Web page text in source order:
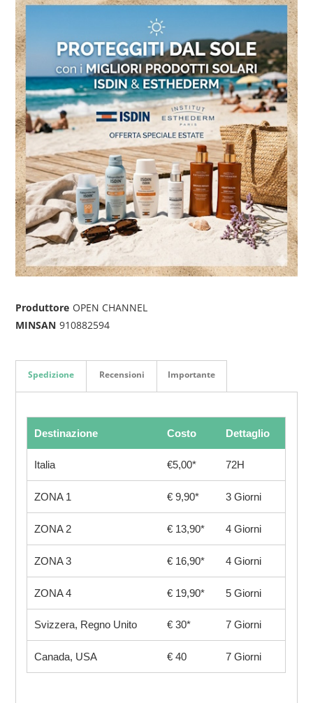
Produttore OPEN CHANNEL
MINSAN 910882594
Spedizione
Destinazione Costo Dettaglio
Italia €5,00* 72H
ZONA 1 € 9,90* 3 Giorni
ZONA 2 € 13,90* 4 Giorni
ZONA 3 € 16,90* 4 Giorni
ZONA 4 € 19,90* 5 Giorni
Svizzera, Regno Unito € 30* 7 Giorni
Canada, USA € 40 7 Giorni
Recensioni Importante